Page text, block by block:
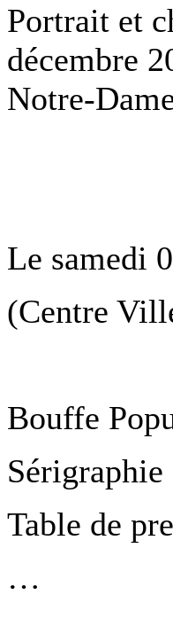
Portrait et
décembre
Notre-
Le samedi
(Centre
Bouffe
Sérigraphie
Table de
…